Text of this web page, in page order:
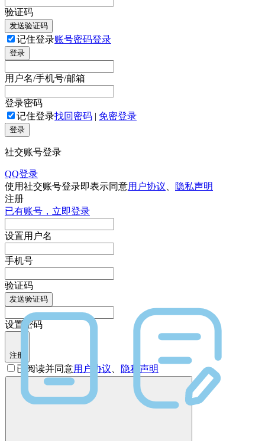
验证码
发送验证码
记住登录账号密码登录
登录
用户名/手机号/邮箱
登录密码
记住登录找回密码 | 免密登录
登录
社交账号登录
QQ登录
使用社交账号登录即表示同意用户协议
隐私声明
注册
已有账号，立即登录
设置用户名
手机号
验证码
发送验证码
设置密码
注册
已阅读并同意用户协议 隐私声明